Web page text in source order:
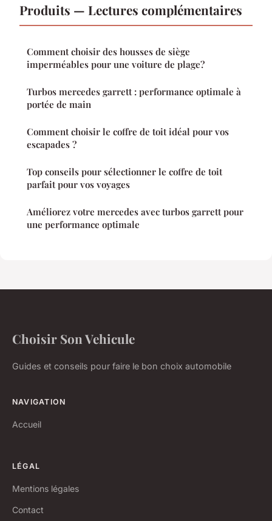
Produits — Lectures complémentaires
Comment choisir des housses de siège
imperméables pour une voiture de plage?
Turbos mercedes garrett : performance optimale à
portée de main
Comment choisir le coffre de toit idéal pour vos
escapades ?
Top conseils pour sélectionner le coffre de toit
parfait pour vos voyages
Améliorez votre mercedes avec turbos garrett pour
une performance optimale
Choisir Son Vehicule
Guides et conseils pour faire le bon choix automobile
NAVIGATION
Accueil
LÉGAL
Mentions légales
Contact